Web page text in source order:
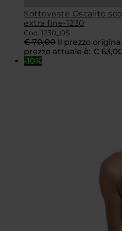
Sottoveste Oscalito
extra fine-1230
Cod. 1230_OS
€70,00 Il prezzo
prezzo attuale è: €
-10%